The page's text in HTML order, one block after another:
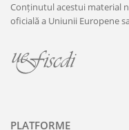
Conținutul acestui material
oficială a Uniunii Europene
PLATFORME